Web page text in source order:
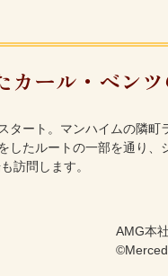
ール・ベン
ート。マンハイムの隣町
たルートの一部を通り、
訪問します。
AMG本